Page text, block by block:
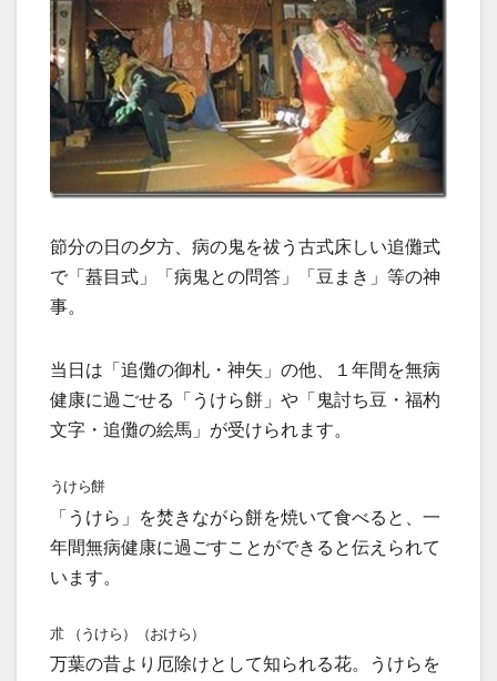
節分の日の夕方、病の鬼を祓う古式床しい追儺式
で「蟇目式」「病鬼との問答」「豆まき」等の神
事。
当日は「追儺の御札・神矢」の他、１年間を無病
健康に過ごせる「うけら餅」や「鬼討ち豆・福杓
文字・追儺の絵馬」が受けられます。
うけら餅
「うけら」を焚きながら餅を焼いて食べると、一
年間無病健康に過ごすことができると伝えられて
います。
朮 （うけら）（おけら）
万葉の昔より厄除けとして知られる花。うけらを